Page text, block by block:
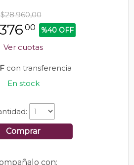
$28.960,00
00 %40 OFF
Ver cuotas
con transferencia
En stock
Comprar
con: